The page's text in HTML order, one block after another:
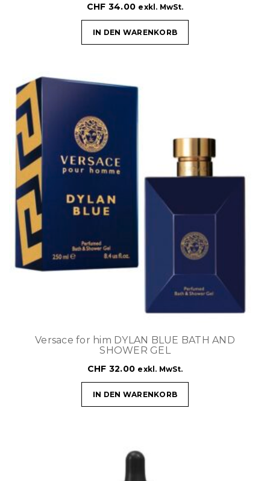
CHF 34.00 exkl. MwSt.
IN DEN WARENKORB
Versace for him DYLAN BLUE BATH AND
SHOWER GEL
CHF 32.00 exkl. MwSt.
IN DEN WARENKORB